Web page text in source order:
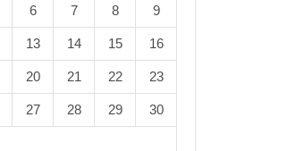
6 7 8 9
13 14 15 16
20 21 22 23
27 28 29 30